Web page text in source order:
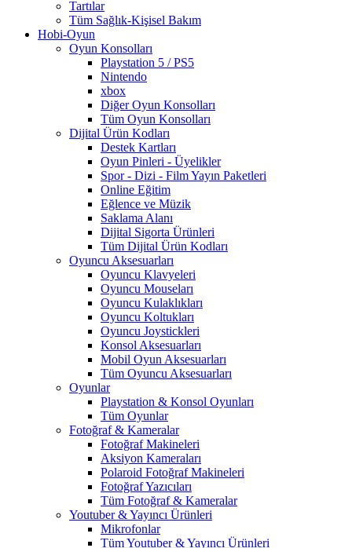
Tartılar
Tüm Sağlık-Kişisel Bakım
Hobi-Oyun
Oyun Konsolları
Playstation 5 / PS5
Nintendo
xbox
Diğer Oyun Konsolları
Tüm Oyun Konsolları
Dijital Ürün Kodları
Destek Kartları
Oyun Pinleri - Üyelikler
Spor - Dizi - Film Yayın Paketleri
Online Eğitim
Eğlence ve Müzik
Saklama Alanı
Dijital Sigorta Ürünleri
Tüm Dijital Ürün Kodları
Oyuncu Aksesuarları
Oyuncu Klavyeleri
Oyuncu Mouseları
Oyuncu Kulaklıkları
Oyuncu Koltukları
Oyuncu Joystickleri
Konsol Aksesuarları
Mobil Oyun Aksesuarları
Tüm Oyuncu Aksesuarları
Oyunlar
Playstation & Konsol Oyunları
Tüm Oyunlar
Fotoğraf & Kameralar
Fotoğraf Makineleri
Aksiyon Kameraları
Polaroid Fotoğraf Makineleri
Fotoğraf Yazıcıları
Tüm Fotoğraf & Kameralar
Youtuber & Yayıncı Ürünleri
Mikrofonlar
Tüm Youtuber & Yayıncı Ürünleri